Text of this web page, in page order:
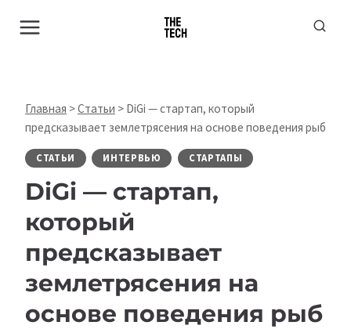
Главная >Статьи > DiGi — стартап, который
предсказывает землетрясения на основе поведения рыб
СТАТЬИ ИНТЕРВЬЮ СТАРТАПЫ
DiGi — стартап,
который
предсказывает
землетрясения на
основе поведения рыб